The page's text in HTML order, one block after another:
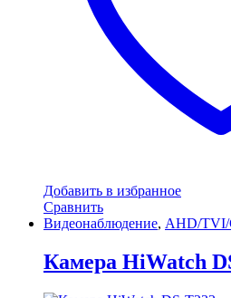
Добавить в избранное
Сравнить
Видеонаблюдение, AHD/
Камера HiWatch